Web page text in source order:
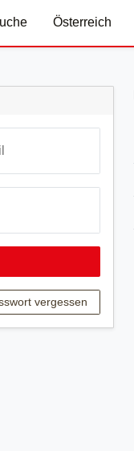
Österreich
vergessen